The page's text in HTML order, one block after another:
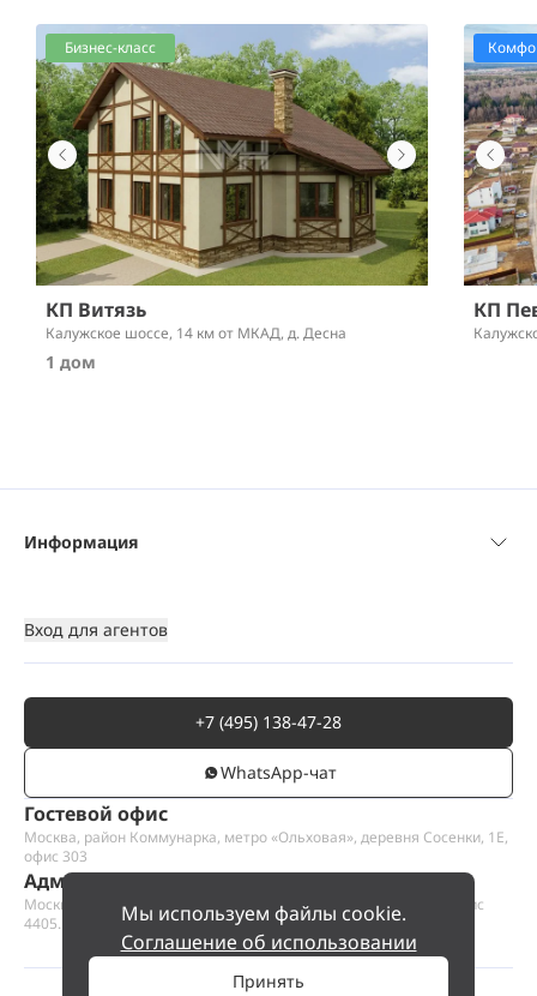
Мы используем файлы cookie.
Соглашение об использовании
Принять
Бизнес-класс
КП Витязь
Калужское шоссе, 14 км от МКАД, д. Десна
1 дом
КП
Гостевой офис
Москва, район Коммунарка, метро «Ольховая», деревня Сосенки, 1Е,
офис 303
Административный офис
Москва, Пресненская набережная 12, Москва-сити, этаж 44, офис
4405.1
+7 (495) 138-47-28
WhatsАpp-чат
Информация
Вход для агентов